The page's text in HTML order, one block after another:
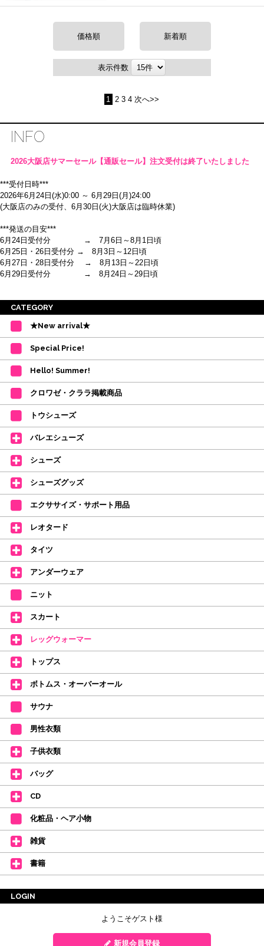
価格順 新着順
表示件数
1 2 3 4 次へ>>
INFO
2026大阪店サマーセール【通販セール】注文受付は終了いたしました
***受付日時***
2026年6月24日(水)0:00 ～ 6月29日(月)24:00
(大阪店のみの受付、6月30日(火)大阪店は臨時休業)
***発送の目安***
6月24日受付分 → 7月6日～8月1日頃
6月25日・26日受付分 → 8月3日～12日頃
6月27日・28日受付分 → 8月13日～22日頃
6月29日受付分 → 8月24日～29日頃
※ご注意
・受付順に発送を行いますので、日にち指定はお受けできません。上記の期
間を目安として下さい。
(目安は多少ずれこむ場合がございます。)
・在庫の確保は発送の直前に行います。カートに入れて注文完了となって
も、商品の確保はされておりません。
ご注文商品が在庫切れの場合は、上記お目安の頃にご連絡させていただき
ます。
カード決済をされたお客様は決済金額の変更をさせていただきます。
【ミルバ×たけいみき】オリジナルタオルが新登場!
レッスンのお供にはもちろん、毎日の持ち歩きやギフトにもぴったりのミル
バオリジナルタオルです。
たけいみきさんが描く「夢かわいい」バレエイラストが、そのままタオルに
なりました。
デラロミラノ2026コレクションの販売を開始しました☆
↑ご購入頂いたお客様に、デラロミラノのロゴ入りボールペンをプレゼント
中。
(お一人様1本限りになります)
価格改定のお知らせ
2026年4月1日よりシューズ全般、衣類など商品を値上げしました。
何卒ご理解いただけますようお願い申し上げます
【シューズのフィッティングについて】
全店、ご予約不要です(18:30まで)。タイツ・ソックス・トウパッドを
持参してください。
【ミルバ インスタグラム】←ここをクリック♪
皆さまのダンスライフをサポートできるようなさまざまな商品をご紹介して
おります。
【新商品はこちらから】 ←ここをクリック♪
CATEGORY
★New arrival★
Special Price!
Hello! Summer!
クロワゼ・クララ掲載商品
トウシューズ
バレエシューズ
シューズ
シューズグッズ
エクササイズ・サポート用品
レオタード
タイツ
アンダーウェア
ニット
スカート
レッグウォーマー
トップス
ボトムス・オーバーオール
サウナ
男性衣類
子供衣類
バッグ
CD
化粧品・ヘア小物
雑貨
書籍
LOGIN
ようこそゲスト様
新規会員登録